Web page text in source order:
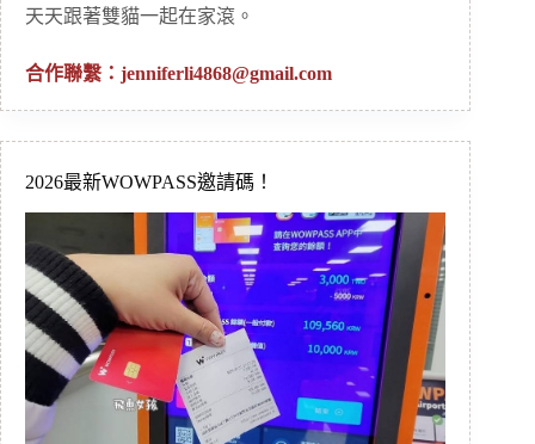
天天跟著雙貓一起在家滾。
合作聯繫： jenniferli4868@gmail.com
2026最新WOWPASS邀請碼！